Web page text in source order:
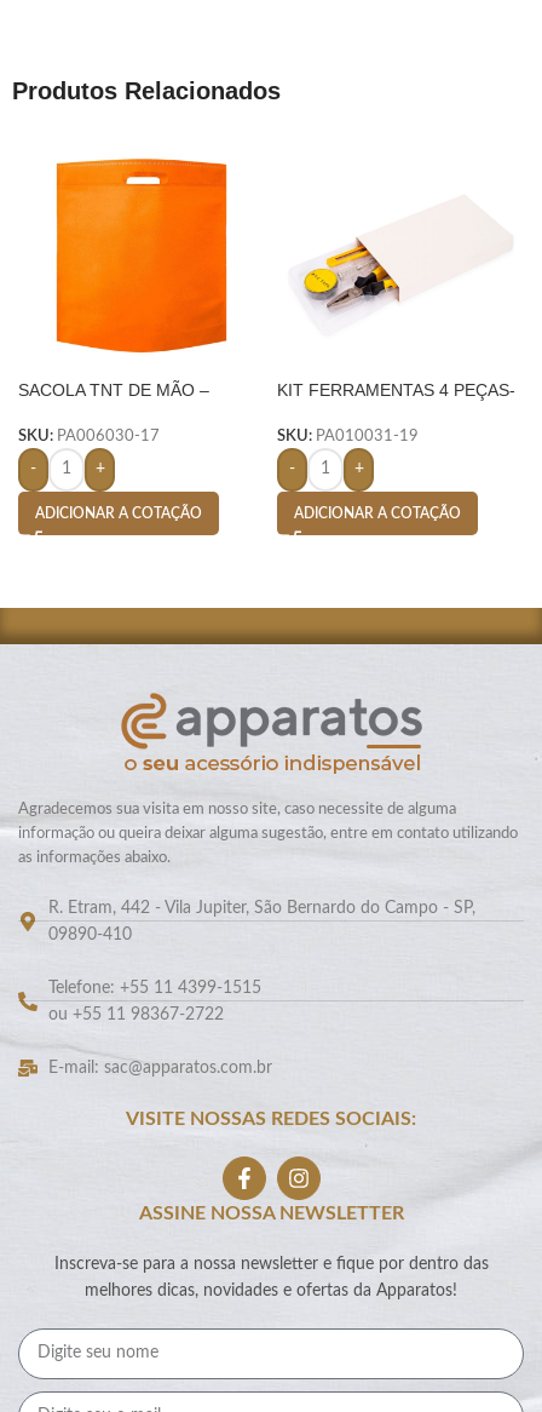
Produtos Relacionados
SACOLA TNT DE MÃO –
SKU: PA006030-17
- +
ADICIONAR A COTAÇÃO
KIT FERRAMENTAS 4 PEÇAS-
SKU: PA010031-19
- +
ADICIONAR A COTAÇÃO
Agradecemos sua visita em nosso site, caso necessite de alguma
informação ou queira deixar alguma sugestão, entre em contato utilizando
as informações abaixo.
R. Etram, 442 - Vila Jupiter, São Bernardo do Campo - SP,
09890-410
Telefone: +55 11 4399-1515
ou +55 11 98367-2722
E-mail: sac@apparatos.com.br
VISITE NOSSAS REDES SOCIAIS:
ASSINE NOSSA NEWSLETTER
Inscreva-se para a nossa newsletter e fique por dentro das
melhores dicas, novidades e ofertas da Apparatos!